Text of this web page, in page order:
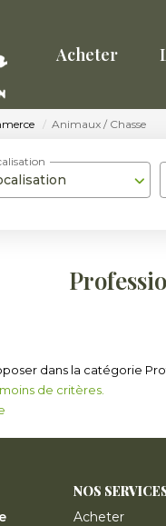
Acheter
Animaux / Chasse
dans la catégorie
de critères.
NOS
Acheter